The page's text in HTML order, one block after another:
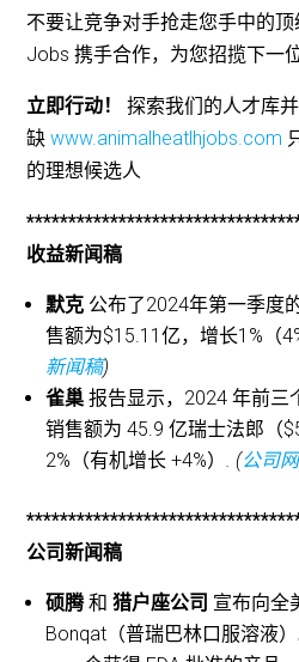
不要让竞争对手抢走您手中的
Jobs 携手合作，为您招揽下一
立即行动！
探索我们的人才库
缺www.animalheatlhjobs.com
的理想候选人
收益新闻稿
默克 公布了2024年第一季度
售额为$15.11亿，增长1%（
新闻稿)
雀巢 报告显示，2024 年前三
销售额为 45.9 亿瑞士法郎（
2%（有机增长 +4%）. (公司
公司新闻稿
硕腾和猎户座公司 宣布向全
Bonqat（普瑞巴林口服溶液